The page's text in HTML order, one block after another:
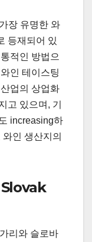
장 유명한 와
등재되어 있
적인 방법으
인 테이스팅
업의 상업화
고 있으며, 기
increasing하
인 생산지의
리와 슬로바